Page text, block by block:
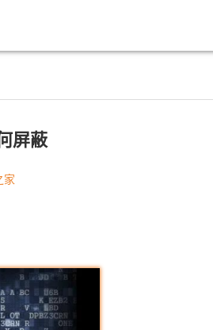
屏蔽
家